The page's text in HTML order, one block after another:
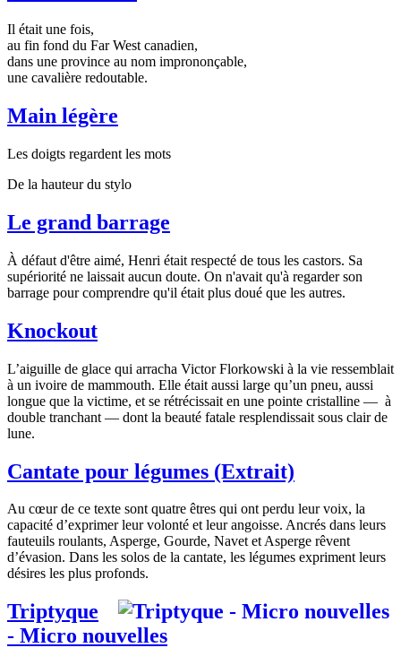
Il était une fois,
au fin fond du Far West canadien,
dans une province au nom imprononçable,
une cavalière redoutable.
Main légère
Les doigts regardent les mots
De la hauteur du stylo
Le grand barrage
À défaut d'être aimé, Henri était respecté de tous les castors. Sa
supériorité ne laissait aucun doute. On n'avait qu'à regarder son
barrage pour comprendre qu'il était plus doué que les autres.
Knockout
L’aiguille de glace qui arracha Victor Florkowski à la vie ressemblait
à un ivoire de mammouth. Elle était aussi large qu’un pneu, aussi
longue que la victime, et se rétrécissait en une pointe cristalline — à
double tranchant — dont la beauté fatale resplendissait sous clair de
lune.
Cantate pour légumes (Extrait)
Au cœur de ce texte sont quatre êtres qui ont perdu leur voix, la
capacité d’exprimer leur volonté et leur angoisse. Ancrés dans leurs
fauteuils roulants, Asperge, Gourde, Navet et Asperge rêvent
d’évasion. Dans les solos de la cantate, les légumes expriment leurs
désires les plus profonds.
Triptyque
- Micro nouvelles